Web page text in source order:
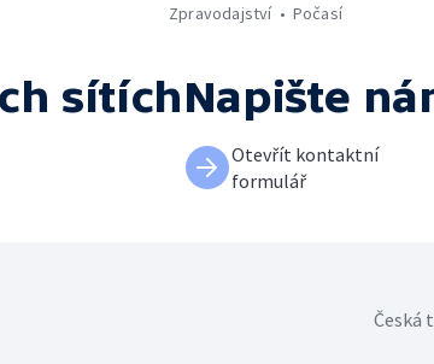
Zpravodajství
Počasí
sítíchNapište
Otevřít kontaktní
formulář
Česká